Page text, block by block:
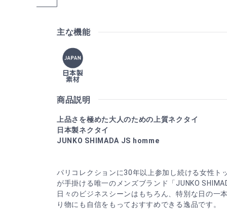
主な機能
商品説明
上品さを極めた大人のための上質ネクタイ
日本製ネクタイ
JUNKO SHIMADA JS homme
パリコレクションに30年以上参加し続ける女性ト
が手掛ける唯一のメンズブランド「JUNKO
日々のビジネスシーンはもちろん、特別な日の一
り物にも自信をもっておすすめできる逸品です。